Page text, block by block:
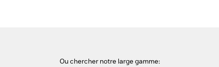
Ou chercher notre large gamme: